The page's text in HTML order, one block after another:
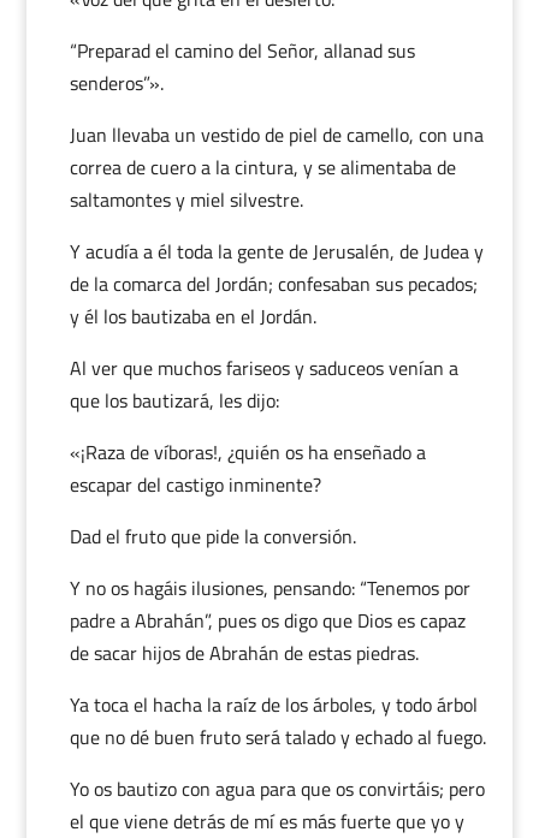
“Preparad el camino del Señor, allanad sus
senderos”».
Juan llevaba un vestido de piel de camello, con una
correa de cuero a la cintura, y se alimentaba de
saltamontes y miel silvestre.
Y acudía a él toda la gente de Jerusalén, de Judea y
de la comarca del Jordán; confesaban sus pecados;
y él los bautizaba en el Jordán.
Al ver que muchos fariseos y saduceos venían a
que los bautizará, les dijo:
«¡Raza de víboras!, ¿quién os ha enseñado a
escapar del castigo inminente?
Dad el fruto que pide la conversión.
Y no os hagáis ilusiones, pensando: “Tenemos por
padre a Abrahán”, pues os digo que Dios es capaz
de sacar hijos de Abrahán de estas piedras.
Ya toca el hacha la raíz de los árboles, y todo árbol
que no dé buen fruto será talado y echado al fuego.
Yo os bautizo con agua para que os convirtáis; pero
el que viene detrás de mí es más fuerte que yo y